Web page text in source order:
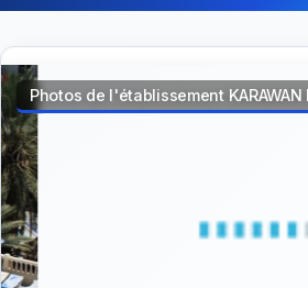
Photos de l'établissement KARAWAN